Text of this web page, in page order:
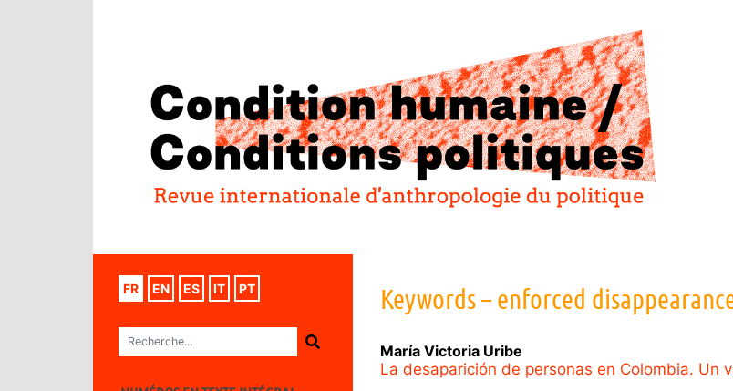
FR EN ES IT PT Keywords – enforced
María Victoria Uribe
La desaparición de personas en Colombia. Un